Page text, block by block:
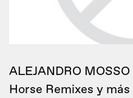
ALEJANDRO MOSSO
Horse Remixes y más